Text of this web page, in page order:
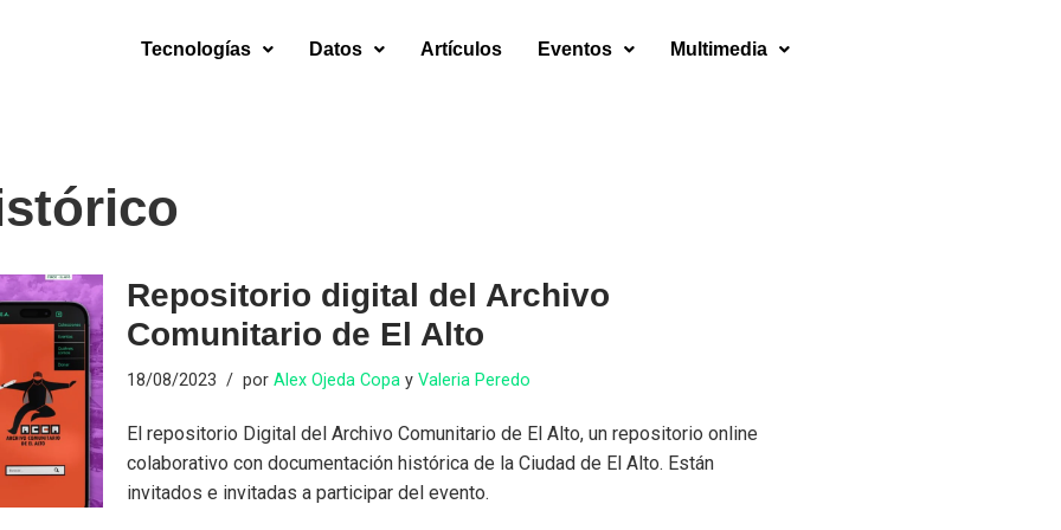
Tecnologías Datos Artículos Eventos Multimedia
Repositorio digital del Archivo
Comunitario de El Alto
18/08/2023 porAlex Ojeda Copa yValeria Peredo
El repositorio Digital del Archivo Comunitario de El Alto, un repositorio online
colaborativo con documentación histórica de la Ciudad de El Alto. Están
invitados e invitadas a participar del evento.